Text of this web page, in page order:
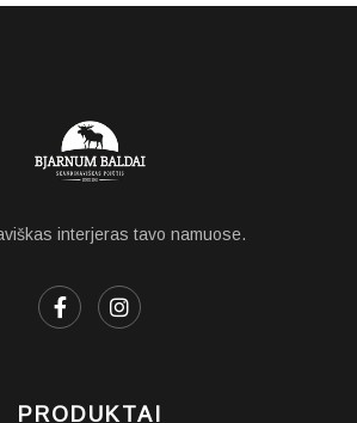
interjeras tavo namuose.
PRODUKTAI